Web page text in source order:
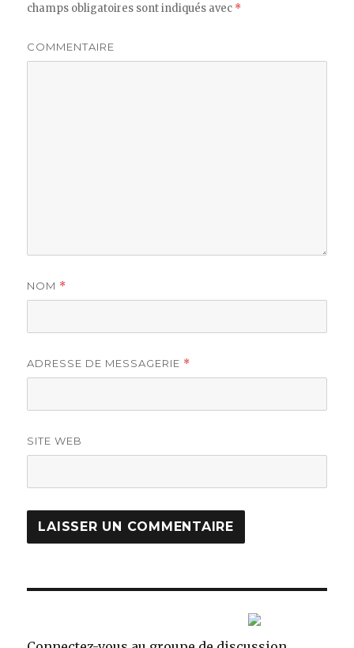
champs obligatoires sont indiqués avec *
COMMENTAIRE
NOM *
ADRESSE DE MESSAGERIE *
SITE WEB